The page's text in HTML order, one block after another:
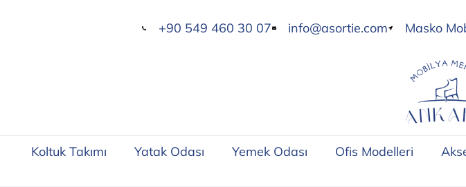
+90 549 460 30 07 info@asortie.com Masko
Koltuk Takımı Yatak Odası Yemek Odası Ofis Modelleri